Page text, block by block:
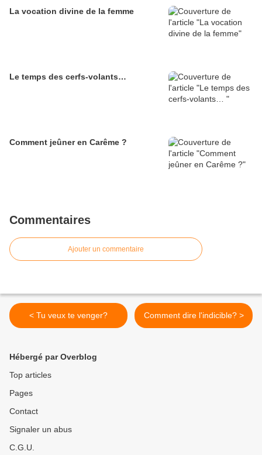
La vocation divine de la femme
Le temps des cerfs-volants…
Comment jeûner en Carême ?
Commentaires
Ajouter un commentaire
< Tu veux te venger? Comment dire l'indicible? >
Hébergé par Overblog
Top articles
Pages
Contact
Signaler un abus
C.G.U.